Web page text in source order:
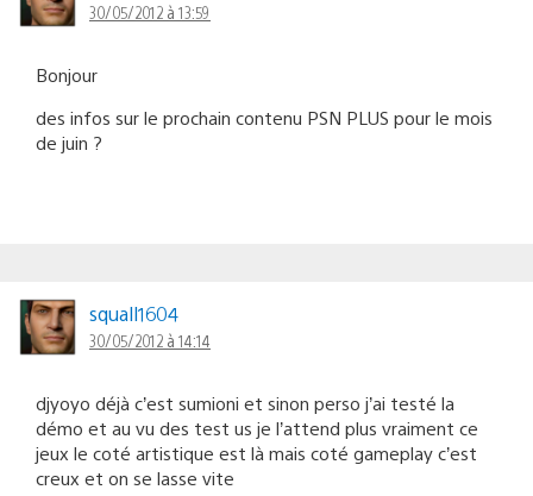
30/05/2012 à 13:59
Bonjour
des infos sur le prochain contenu PSN PLUS pour le mois
de juin ?
squall1604
30/05/2012 à 14:14
djyoyo déjà c’est sumioni et sinon perso j’ai testé la
démo et au vu des test us je l’attend plus vraiment ce
jeux le coté artistique est là mais coté gameplay c’est
creux et on se lasse vite